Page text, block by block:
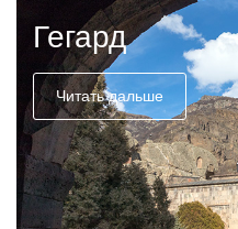
Гегард
Читать дальше